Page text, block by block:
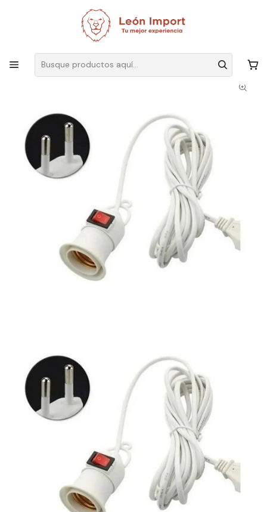
Envíos GRATIS
Corriente Apliques
Soquete E27 Con Interruptor Cable 8 Mts Enchufe